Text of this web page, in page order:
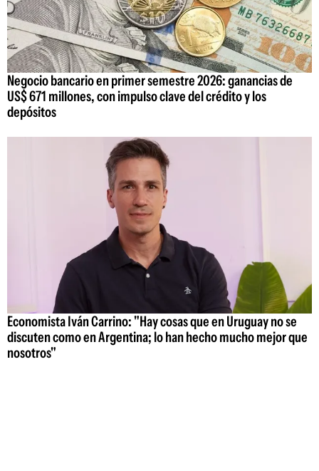
Negocio bancario en primer semestre 2026: ganancias de
US$ 671 millones, con impulso clave del crédito y los
depósitos
Economista Iván Carrino: "Hay cosas que en Uruguay no se
discuten como en Argentina; lo han hecho mucho mejor que
nosotros"